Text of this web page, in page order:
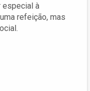
especial à
refeição, mas